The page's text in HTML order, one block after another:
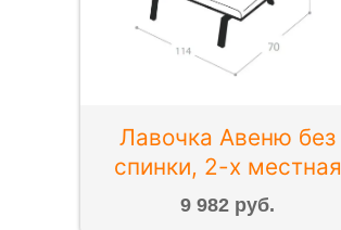
Лавочка Авеню без
спинки, 2-х местная
9 982 руб.